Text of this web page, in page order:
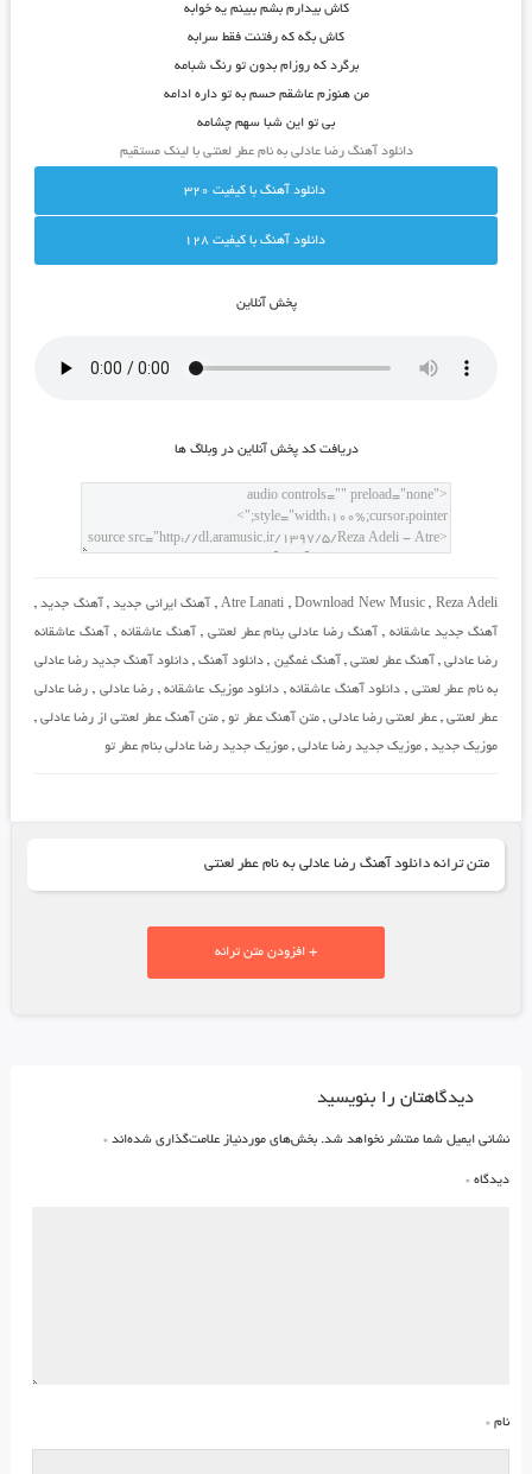
کاش بیدارم بشم ببینم یه خوابه
کاش بگه که رفتنت فقط سرابه
برگرد که روزام بدون تو رنگ شبامه
من هنوزم عاشقم حسم به تو داره ادامه
بی تو این شبا سهم چشامه
دانلود آهنگ رضا عادلی به نام عطر لعنتی با لینک مستقیم
دانلود آهنگ با کيفيت 320
دانلود آهنگ با کيفيت 128
پخش آنلاين
دريافت کد پخش آنلاين در وبلاگ ها
Atre Lanati ,Download New Music , Reza Adeli
, آهنگ ایرانی جدید, آهنگ جدید,
آهنگ جدید عاشقانه, آهنگ رضا عادلی بنام عطر لعنتی , آهنگ عاشقانه , آهنگ عاشقانه
رضا عادلی, آهنگ عطر لعنتی , آهنگ غمگین , دانلود آهنگ, دانلود آهنگ جدید رضا عادلی
به نام عطر لعنتی , دانلود آهنگ عاشقانه, دانلود موزیک عاشقانه, رضا عادلی , رضا عادلی
عطر لعنتی, عطر لعنتی رضا عادلی ,متن آهنگ عطر تو , متن آهنگ عطر لعنتی از رضا عادلی ,
موزیک جدید, موزیک جدید رضا عادلی, موزیک جدید رضا عادلی بنام عطر تو
متن ترانه دانلود آهنگ رضا عادلی به نام عطر لعنتی
+ افزودن متن ترانه
دیدگاهتان را بنویسید
نشانی ایمیل شما منتشر نخواهد شد. بخش‌های موردنیاز علامت‌گذاری شده‌اند *
دیدگاه *
نام *